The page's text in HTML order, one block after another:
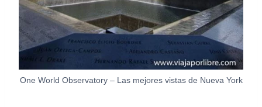
One World Observatory – Las mejores vistas de Nueva York